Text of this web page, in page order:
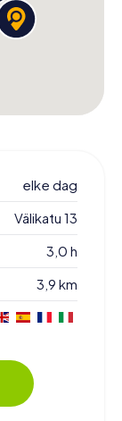
elke dag
Välikatu 13
3,0 h
3,9 km